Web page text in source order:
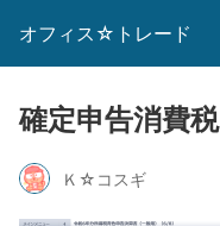
オフィス☆トレード
確定申告消費税
Ｋ☆コスギ